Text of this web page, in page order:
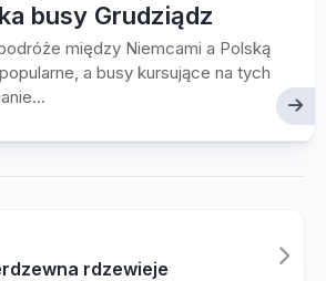
busy Grudziądz
między Niemcami a Polską
a busy kursujące na tych
rdzewieje